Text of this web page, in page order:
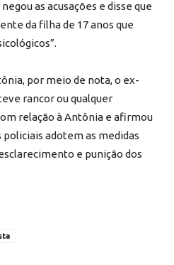
as acusações e disse que
da filha de 17 anos que
por meio de nota, o ex-
rancor ou qualquer
relação à Antônia e afirmou
adotem as medidas
e punição dos